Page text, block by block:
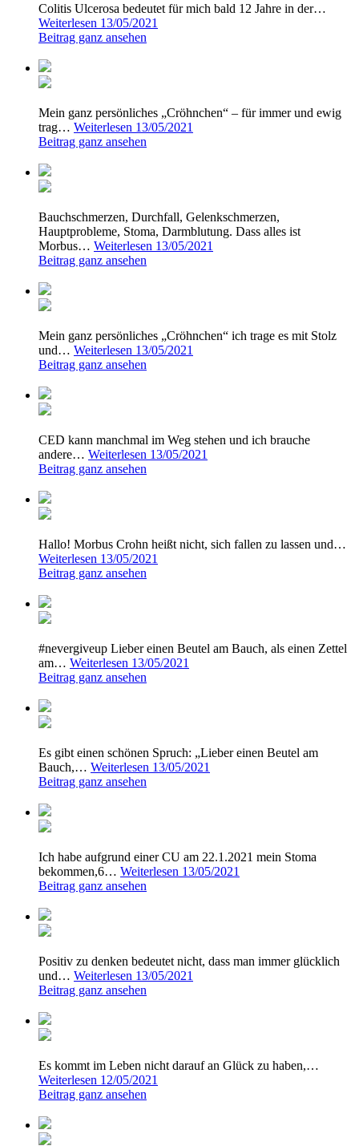
Colitis Ulcerosa bedeutet für mich bald 12 Jahre in der…
Weiterlesen 13/05/2021
Beitrag ganz ansehen
Mein ganz persönliches „Cröhnchen“ – für immer und ewig
trag… Weiterlesen 13/05/2021
Beitrag ganz ansehen
Bauchschmerzen, Durchfall, Gelenkschmerzen,
Hauptprobleme, Stoma, Darmblutung. Dass alles ist
Morbus… Weiterlesen 13/05/2021
Beitrag ganz ansehen
Mein ganz persönliches „Cröhnchen“ ich trage es mit Stolz
und… Weiterlesen 13/05/2021
Beitrag ganz ansehen
CED kann manchmal im Weg stehen und ich brauche
andere… Weiterlesen 13/05/2021
Beitrag ganz ansehen
Hallo! Morbus Crohn heißt nicht, sich fallen zu lassen und…
Weiterlesen 13/05/2021
Beitrag ganz ansehen
#nevergiveup Lieber einen Beutel am Bauch, als einen Zettel
am… Weiterlesen 13/05/2021
Beitrag ganz ansehen
Es gibt einen schönen Spruch: „Lieber einen Beutel am
Bauch,… Weiterlesen 13/05/2021
Beitrag ganz ansehen
Ich habe aufgrund einer CU am 22.1.2021 mein Stoma
bekommen,6… Weiterlesen 13/05/2021
Beitrag ganz ansehen
Positiv zu denken bedeutet nicht, dass man immer glücklich
und… Weiterlesen 13/05/2021
Beitrag ganz ansehen
Es kommt im Leben nicht darauf an Glück zu haben,…
Weiterlesen 12/05/2021
Beitrag ganz ansehen